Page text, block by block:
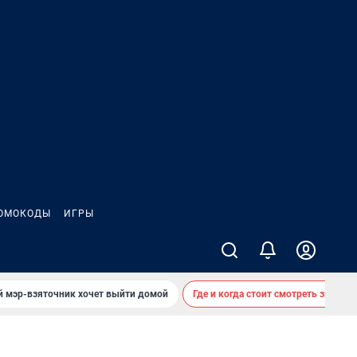
ИГРЫ
мэр-взяточник хочет выйти домой Где и когда стоит смотреть